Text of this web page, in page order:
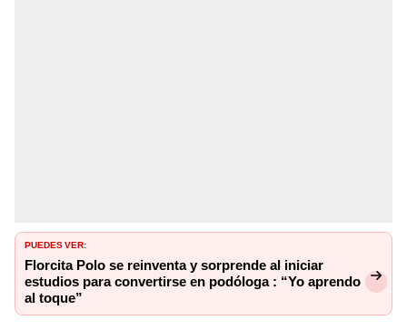
PUEDES VER:
Florcita Polo se reinventa y sorprende al iniciar
estudios para convertirse en podóloga : “Yo aprendo
al toque”